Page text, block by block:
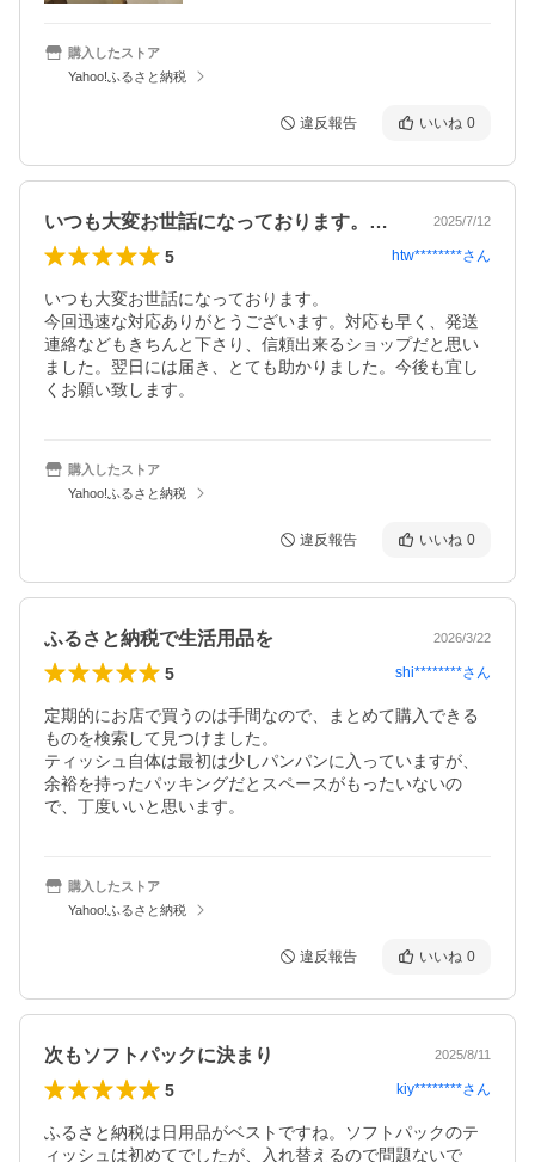
購入したストア
Yahoo!ふるさと納税
違反報告 いいね 0
いつも大変お世話になっております。今回… 2025/7/12
5 htw********さん
いつも大変お世話になっております。
今回迅速な対応ありがとうございます。対応も早く、発送
連絡などもきちんと下さり、信頼出来るショップだと思い
ました。翌日には届き、とても助かりました。今後も宜し
くお願い致します。
購入したストア
Yahoo!ふるさと納税
違反報告 いいね 0
ふるさと納税で生活用品を 2026/3/22
5 shi********さん
定期的にお店で買うのは手間なので、まとめて購入できる
ものを検索して見つけました。
ティッシュ自体は最初は少しパンパンに入っていますが、
余裕を持ったパッキングだとスペースがもったいないの
で、丁度いいと思います。
購入したストア
Yahoo!ふるさと納税
違反報告 いいね 0
次もソフトパックに決まり 2025/8/11
5 kiy********さん
ふるさと納税は日用品がベストですね。ソフトパックのテ
ィッシュは初めてでしたが、入れ替えるので問題ないで